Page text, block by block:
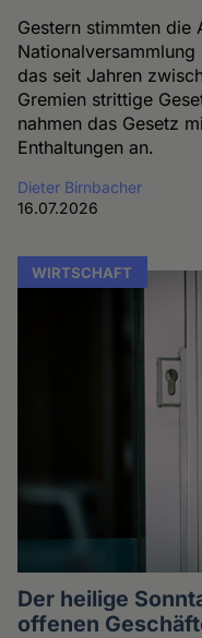
Gestern stimmten die
das seit Jahren
Gremien strittige
nahmen das Gesetz
Enthaltungen an.
Dieter Birnbacher
16.07.2026
WIRTSCHAFT
Der heilige
offenen